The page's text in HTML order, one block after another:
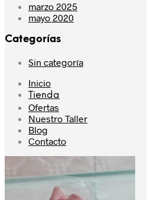
marzo 2025
mayo 2020
Categorías
Sin categoría
Inicio
Tienda
Ofertas
Nuestro Taller
Blog
Contacto